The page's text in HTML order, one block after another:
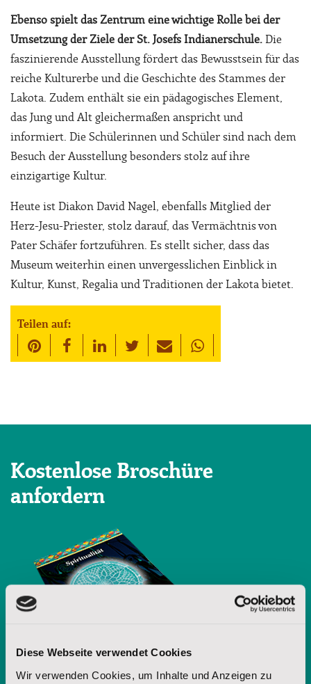
Diese Webseite verwendet Cookies
Wir verwenden Cookies, um Inhalte und Anzeigen zu
Ebenso spielt das Zentrum eine wichtige Rolle bei der
Umsetzung der Ziele der St. Josefs Indianerschule. Die
faszinierende Ausstellung fördert das Bewusstsein für das
reiche Kulturerbe und die Geschichte des Stammes der
Lakota. Zudem enthält sie ein pädagogisches Element,
das Jung und Alt gleichermaßen anspricht und
informiert. Die Schülerinnen und Schüler sind nach dem
Besuch der Ausstellung besonders stolz auf ihre
einzigartige Kultur.
Heute ist Diakon David Nagel, ebenfalls Mitglied der
Herz-Jesu-Priester, stolz darauf, das Vermächtnis von
Pater Schäfer fortzuführen. Es stellt sicher, dass das
Museum weiterhin einen unvergesslichen Einblick in
Kultur, Kunst, Regalia und Traditionen der Lakota bietet.
Teilen auf:
Kostenlose Broschüre
anfordern